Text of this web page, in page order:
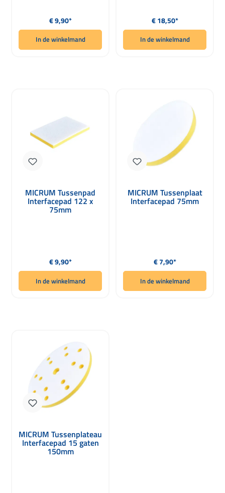
Normale prijs:
€ 9,90*
In de winkelmand
Normale prijs:
€ 18,50*
In de winkelmand
MICRUM Tussenpad
Interfacepad 122 x
75mm
Normale prijs:
€ 9,90*
In de winkelmand
MICRUM Tussenplaat
Interfacepad 75mm
Normale prijs:
€ 7,90*
In de winkelmand
MICRUM Tussenplateau
Interfacepad 15 gaten
150mm